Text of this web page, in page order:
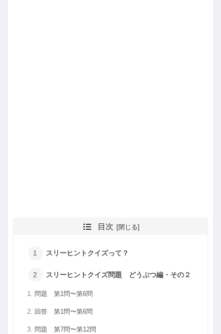
目次
スリーヒントクイズって？
スリーヒントクイズ問題 どうぶつ編・その２
問題 第1問〜第6問
回答 第1問〜第6問
問題 第7問〜第12問